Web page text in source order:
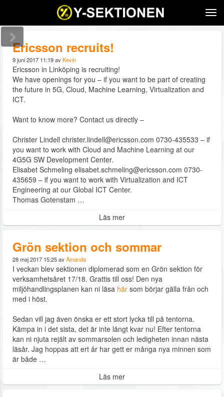
Ericsson recruits!
9 juni 2017 11:19 avKevin
Ericsson in Linköping is recruiting!
We have openings for you – if you want to be part of creating
the future in 5G, Cloud, Machine Learning, Virtualization and
ICT.
Want to know more? Contact us directly –
Christer Lindell christer.lindell@ericsson.com 0730-435533 – if
you want to work with Cloud and Machine Learning at our
4G5G SW Development Center.
Elisabet Schmeling elisabet.schmeling@ericsson.com 0730-
435659 – if you want to work with Virtualization and ICT
Engineering at our Global ICT Center.
Thomas Gotenstam …
Läs mer
Grön sektion och sommar
28 maj 2017 15:25 avAmanda
I veckan blev sektionen diplomerad som en Grön sektion för
verksamhetsåret 17/18. Grattis till oss! Den nya
miljöhandlingsplanen kan ni läsa här som börjar gälla från och
med i höst.
Sedan vill jag även önska er ett stort lycka till på tentorna.
Kämpa in i det sista, det är inte långt kvar nu! Efter tentorna
kan ni njuta rejält av sommarsolen och ledigheten innan nästa
läsår. Jag hoppas att ert år har gett er många nya minnen som
är både …
Läs mer